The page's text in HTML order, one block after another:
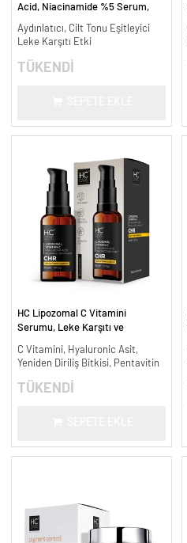
Acid, Niacinamide %5 Serum,
ml.
Aydınlatıcı, Cilt Tonu Eşitleyici
Leke Karşıtı Etki
TÜKENDİ
HC Lipozomal C Vitamini
Serumu, Leke Karşıtı ve
C Vitamini, Hyaluronic Asit,
Yeniden Diriliş Bitkisi, Pentavitin
TÜKENDİ